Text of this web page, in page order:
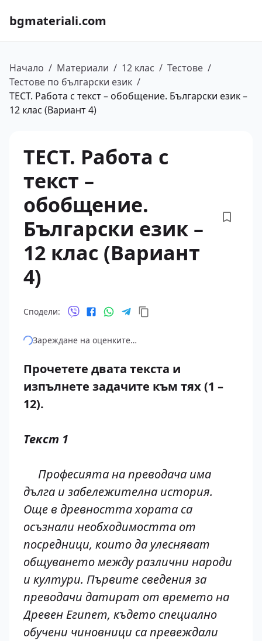
bgmateriali.com
Начало / Материали / 12 клас / Тестове /
Тестове по български език /
ТЕСТ. Работа с текст – обобщение. Български език –
12 клас (Вариант 4)
ТЕСТ. Работа с
текст –
обобщение.
Български език –
12 клас (Вариант
4)
Сподели:
Зареждане на оценките…
Прочетете двата текста и
изпълнете задачите към тях (1 –
12).
Текст 1
Професията на преводача има
дълга и забележителна история.
Още в древността хората са
осъзнали необходимостта от
посредници, които да улесняват
общуването между различни народи
и култури. Първите сведения за
преводачи датират от времето на
Древен Египет, където специално
обучени чиновници са превеждали